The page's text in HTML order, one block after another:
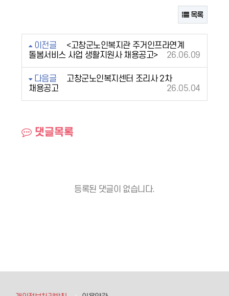
목록
이전글
<고창군노인복지관 주거인프라연계
돌봄서비스 사업 생활지원사 채용공고>
26.06.09
다음글
고창군노인복지센터 조리사 2차
채용공고
26.05.04
댓글목록
등록된 댓글이 없습니다.